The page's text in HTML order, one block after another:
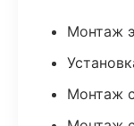
Монтаж
Монтаж